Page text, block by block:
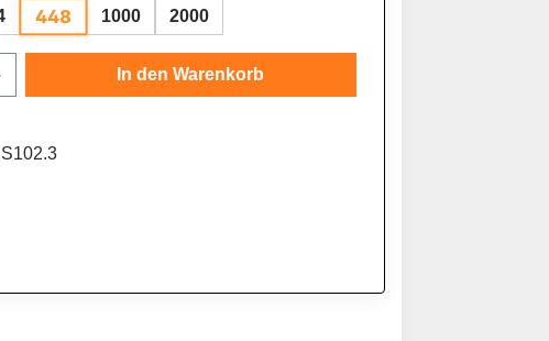
448 1000 2000
Gib den gewünschten Wert ein oder
In den Warenkorb
S102.3